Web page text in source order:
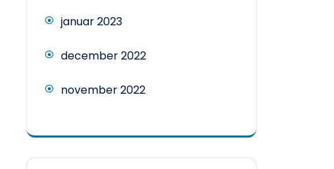
januar 2023
december 2022
november 2022